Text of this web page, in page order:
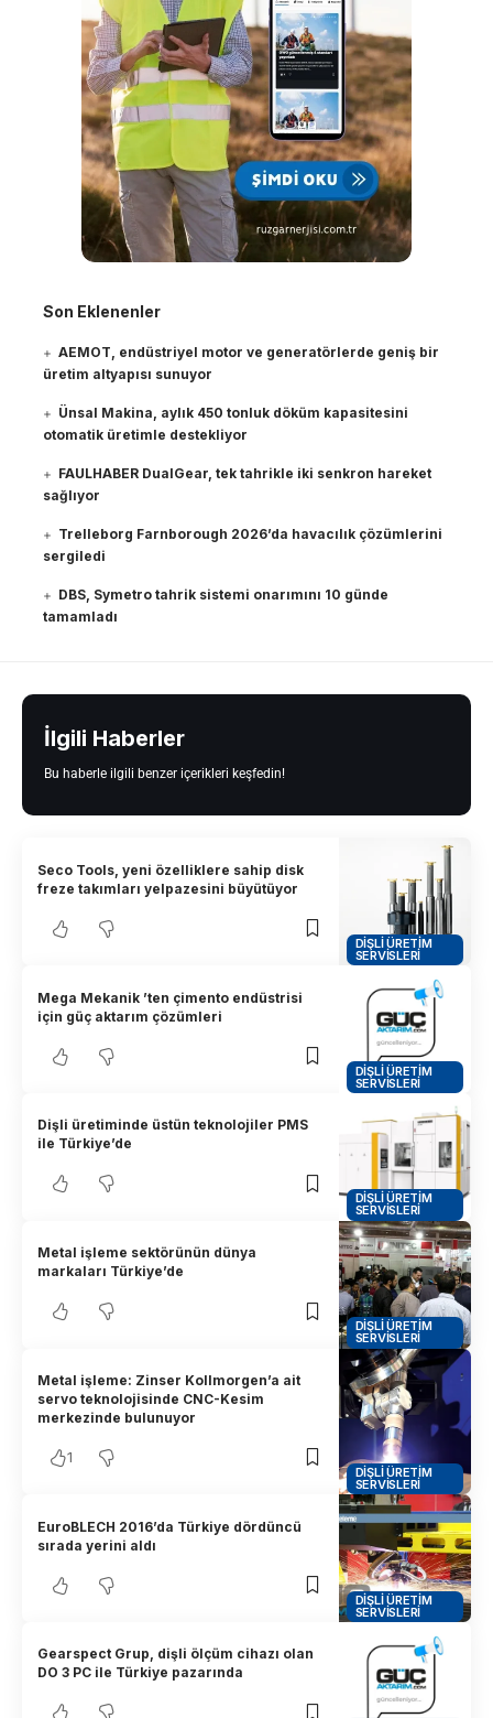
Son Eklenenler
AEMOT, endüstriyel motor ve generatörlerde geniş bir
üretim altyapısı sunuyor
Ünsal Makina, aylık 450 tonluk döküm kapasitesini
otomatik üretimle destekliyor
FAULHABER DualGear, tek tahrikle iki senkron hareket
sağlıyor
Trelleborg Farnborough 2026’da havacılık çözümlerini
sergiledi
DBS, Symetro tahrik sistemi onarımını 10 günde
tamamladı
İlgili Haberler
Bu haberle ilgili benzer içerikleri keşfedin!
DIŞLI ÜRETIM
SERVISLERI
Seco Tools, yeni özelliklere sahip disk
freze takımları yelpazesini büyütüyor
DIŞLI ÜRETIM
SERVISLERI
Mega Mekanik ’ten çimento endüstrisi
için güç aktarım çözümleri
DIŞLI ÜRETIM
SERVISLERI
Dişli üretiminde üstün teknolojiler PMS
ile Türkiye’de
DIŞLI ÜRETIM
SERVISLERI
Metal işleme sektörünün dünya
markaları Türkiye’de
DIŞLI ÜRETIM
SERVISLERI
Metal işleme: Zinser Kollmorgen’a ait
servo teknolojisinde CNC-Kesim
merkezinde bulunuyor
1
DIŞLI ÜRETIM
SERVISLERI
EuroBLECH 2016’da Türkiye dördüncü
sırada yerini aldı
Gearspect Grup, dişli ölçüm cihazı olan
DO 3 PC ile Türkiye pazarında